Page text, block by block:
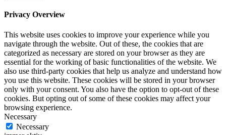
Privacy Overview
This website uses cookies to improve your experience while you
navigate through the website. Out of these, the cookies that are
categorized as necessary are stored on your browser as they are
essential for the working of basic functionalities of the website. We
also use third-party cookies that help us analyze and understand how
you use this website. These cookies will be stored in your browser
only with your consent. You also have the option to opt-out of these
cookies. But opting out of some of these cookies may affect your
browsing experience.
Necessary
Necessary